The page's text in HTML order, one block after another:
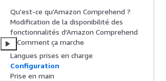
Qu'est-ce qu'Amazon Comprehend ?
Modification de la disponibilité des
fonctionnalités d'Amazon Comprehend
Comment ça marche
Langues prises en charge
Configuration
Prise en main